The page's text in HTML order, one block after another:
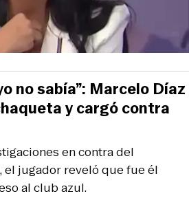
en contra del
el jugador reveló que fue él
al club azul.
no sabía”: Marcelo Díaz
y cargó contra